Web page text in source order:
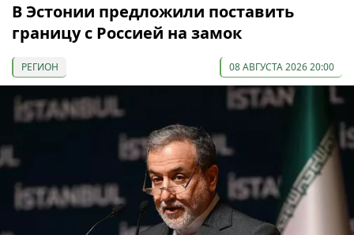
В Эстонии предложили поставить
границу с Россией на замок
РЕГИОН 08 АВГУСТА 2026 20:00